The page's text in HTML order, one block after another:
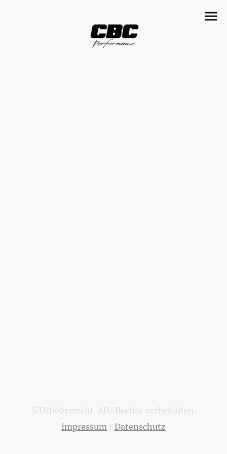
©Urheberrecht. Alle Rechte vorbehalten.
Impressum / Datenschutz